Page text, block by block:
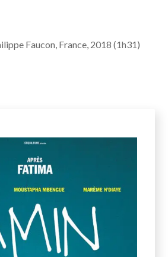
Faucon, France, 2018 (1h31)